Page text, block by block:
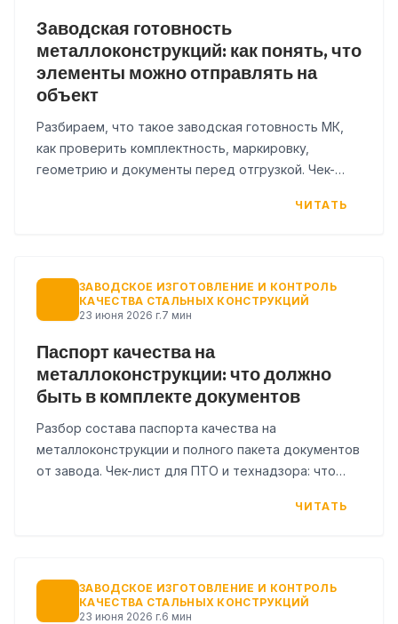
Заводская готовность
металлоконструкций: как понять, что
элементы можно отправлять на
объект
Разбираем, что такое заводская готовность МК,
как проверить комплектность, маркировку,
геометрию и документы перед отгрузкой. Чек-
ЧИТАТЬ
ЗАВОДСКОЕ ИЗГОТОВЛЕНИЕ И КОНТРОЛЬ
КАЧЕСТВА СТАЛЬНЫХ КОНСТРУКЦИЙ
23 июня 2026 г.7 мин
Паспорт качества на
металлоконструкции: что должно
быть в комплекте документов
Разбор состава паспорта качества на
металлоконструкции и полного пакета документов
от завода. Чек-лист для ПТО и технадзора: что
ЧИТАТЬ
ЗАВОДСКОЕ ИЗГОТОВЛЕНИЕ И КОНТРОЛЬ
КАЧЕСТВА СТАЛЬНЫХ КОНСТРУКЦИЙ
23 июня 2026 г.6 мин